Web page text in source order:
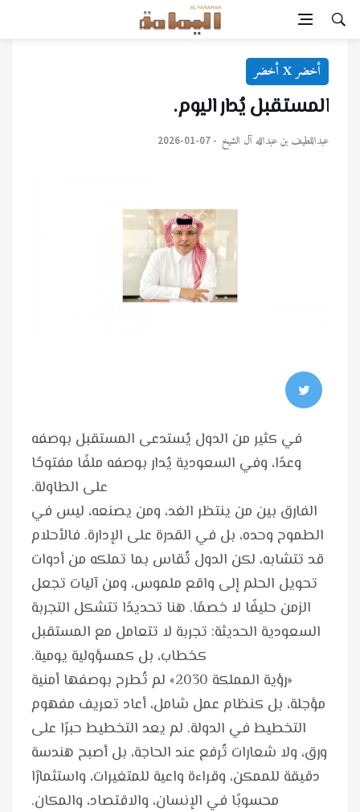
أخضر X أخضر
المستقبل يُدار اليوم.
‏عبداللطيف بن عبدالله آل الشيخ 2026-01-07
في كثير من الدول يُستدعى المستقبل بوصفه
وعدًا، وفي السعودية يُدار بوصفه ملفًا مفتوحًا
الفارق بين من ينتظر الغد، ومن يصنعه، ليس في
الطموح وحده، بل في القدرة على الإدارة. فالأحلام
قد تتشابه، لكن الدول تُقاس بما تملكه من أدوات
تحويل الحلم إلى واقع ملموس، ومن آليات تجعل
الزمن حليفًا لا خصمًا. هنا تحديدًا تتشكل التجربة
السعودية الحديثة: تجربة لا تتعامل مع المستقبل
«رؤية المملكة 2030» لم تُطرح بوصفها أمنية
مؤجلة، بل كنظام عمل شامل، أعاد تعريف مفهوم
التخطيط في الدولة. لم يعد التخطيط حبرًا على
ورق، ولا شعارات تُرفع عند الحاجة، بل أصبح هندسة
دقيقة للممكن، وقراءة واعية للمتغيرات، واستثمارًا